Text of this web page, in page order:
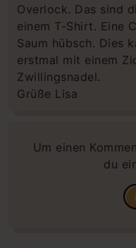
Overlock. Das sind
einem T-Shirt. Eine
Saum hübsch. Dies
erstmal mit einem
Zwillingsnadel.
Grüße Lisa
Um einen
du